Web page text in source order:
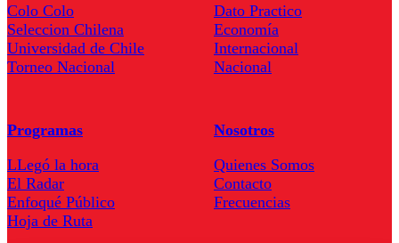
Colo Colo
Seleccion Chilena
Universidad de Chile
Torneo Nacional
Dato Practico
Economía
Internacional
Nacional
Programas
LLegó la hora
El Radar
Enfoqué Público
Hoja de Ruta
Nosotros
Quienes Somos
Contacto
Frecuencias